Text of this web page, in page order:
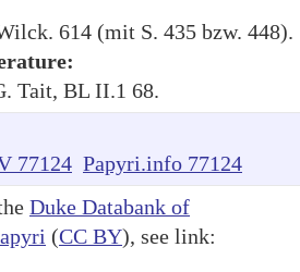
614 (mit S. 435 bzw. 448).
Tait, BL II.1 68.
77124 Papyri.info 77124
Duke Databank of
(CC BY), see link: